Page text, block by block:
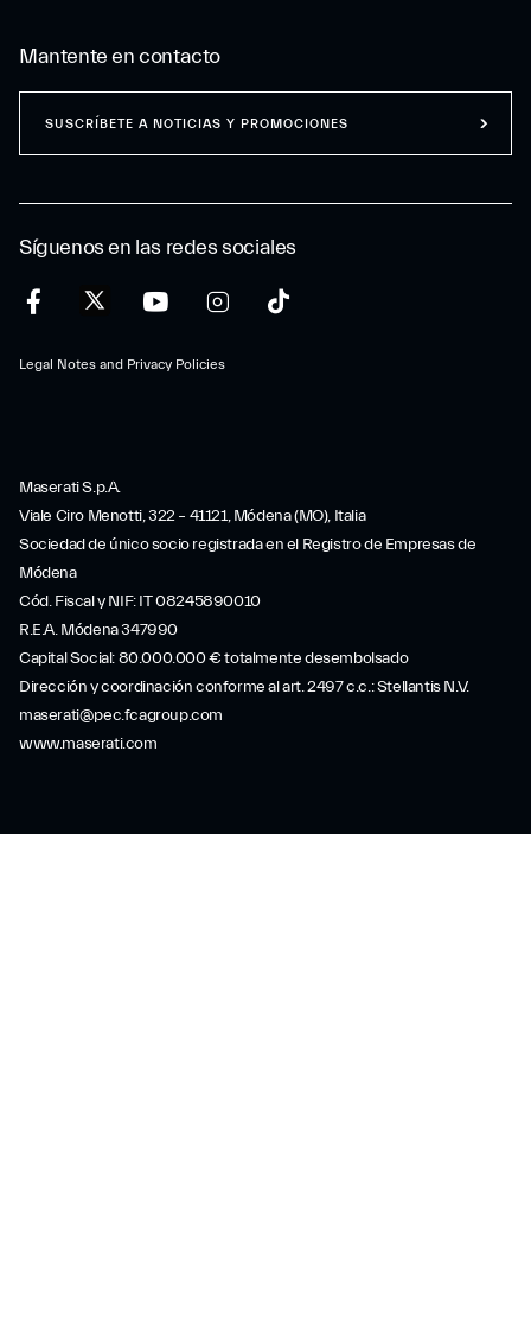
Síguenos en las redes sociales
Legal Notes and Privacy Policies
Mantente en contacto
SUSCRÍBETE A NOTICIAS Y PROMOCIONES
Maserati S.p.A.
Viale Ciro Menotti, 322 – 41121, Módena (MO), Italia
Sociedad de único socio registrada en el Registro de Empresas de
Módena
Cód. Fiscal y NIF: IT 08245890010
R.E.A. Módena 347990
Capital Social: 80.000.000 € totalmente desembolsado
Dirección y coordinación conforme al art. 2497 c.c.: Stellantis N.V.
maserati@pec.fcagroup.com
www.maserati.com